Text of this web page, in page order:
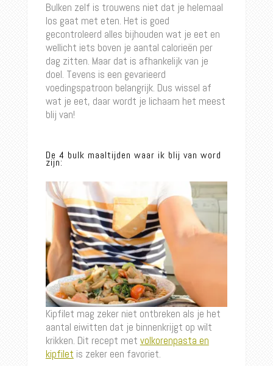
Bulken zelf is trouwens niet dat je helemaal
los gaat met eten. Het is goed
gecontroleerd alles bijhouden wat je eet en
wellicht iets boven je aantal calorieën per
dag zitten. Maar dat is afhankelijk van je
doel. Tevens is een gevarieerd
voedingspatroon belangrijk. Dus wissel af
wat je eet, daar wordt je lichaam het meest
blij van!
De 4 bulk maaltijden waar ik blij van word
zijn:
Kipfilet mag zeker niet ontbreken als je het
aantal eiwitten dat je binnenkrijgt op wilt
krikken. Dit recept met volkorenpasta en
kipfilet is zeker een favoriet.